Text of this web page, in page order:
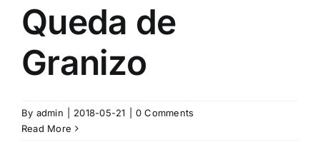
Queda de
Granizo
By admin 2018-05-21
0 Comments
Read More